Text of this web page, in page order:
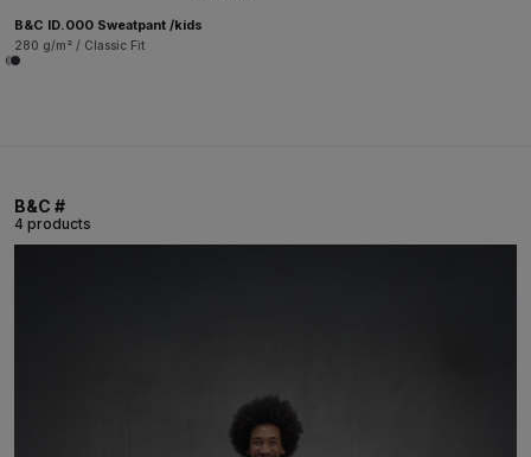
B&C ID.000 Sweatpant /kids
280 g/m² / Classic Fit
B&C #
4 products